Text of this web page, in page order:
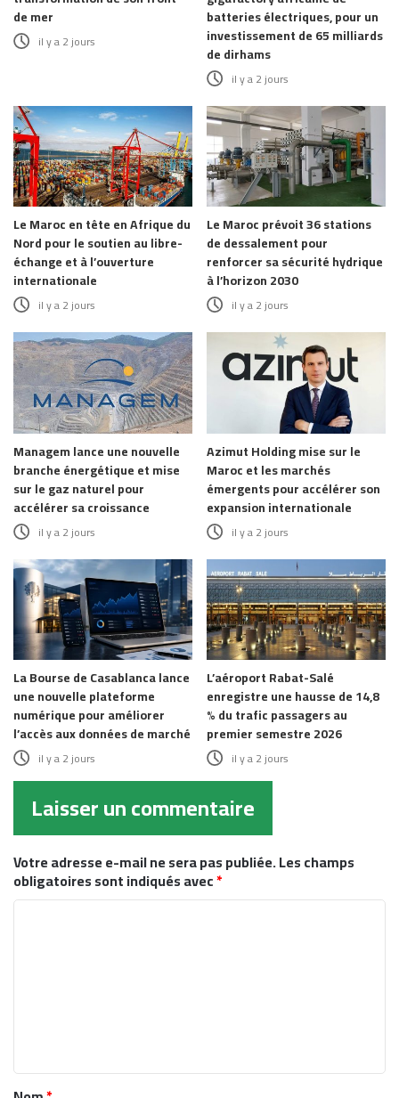
de mer
il y a 2 jours
batteries électriques, pour un
investissement de 65 milliards
de dirhams
il y a 2 jours
Le Maroc en tête en Afrique du
Nord pour le soutien au libre-
échange et à l’ouverture
internationale
il y a 2 jours
Le Maroc prévoit 36 stations
de dessalement pour
renforcer sa sécurité hydrique
à l’horizon 2030
il y a 2 jours
Managem lance une nouvelle
branche énergétique et mise
sur le gaz naturel pour
accélérer sa croissance
il y a 2 jours
Azimut Holding mise sur le
Maroc et les marchés
émergents pour accélérer son
expansion internationale
il y a 2 jours
La Bourse de Casablanca lance
une nouvelle plateforme
numérique pour améliorer
l’accès aux données de marché
il y a 2 jours
L’aéroport Rabat-Salé
enregistre une hausse de 14,8
% du trafic passagers au
premier semestre 2026
il y a 2 jours
Laisser un commentaire
Votre adresse e-mail ne sera pas publiée.Les champs
obligatoires sont indiqués avec*
t